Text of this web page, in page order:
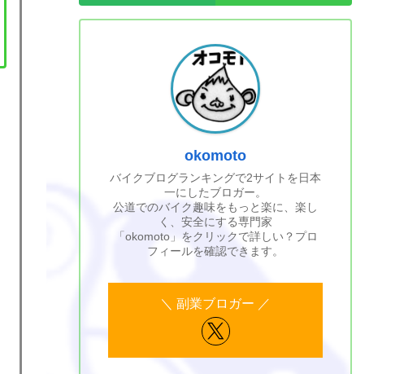
okomoto
バイクブログランキングで2サイトを日本
一にしたブロガー。
公道でのバイク趣味をもっと楽に、楽し
く、安全にする専門家
「okomoto」をクリックで詳しい？プロ
フィールを確認できます。